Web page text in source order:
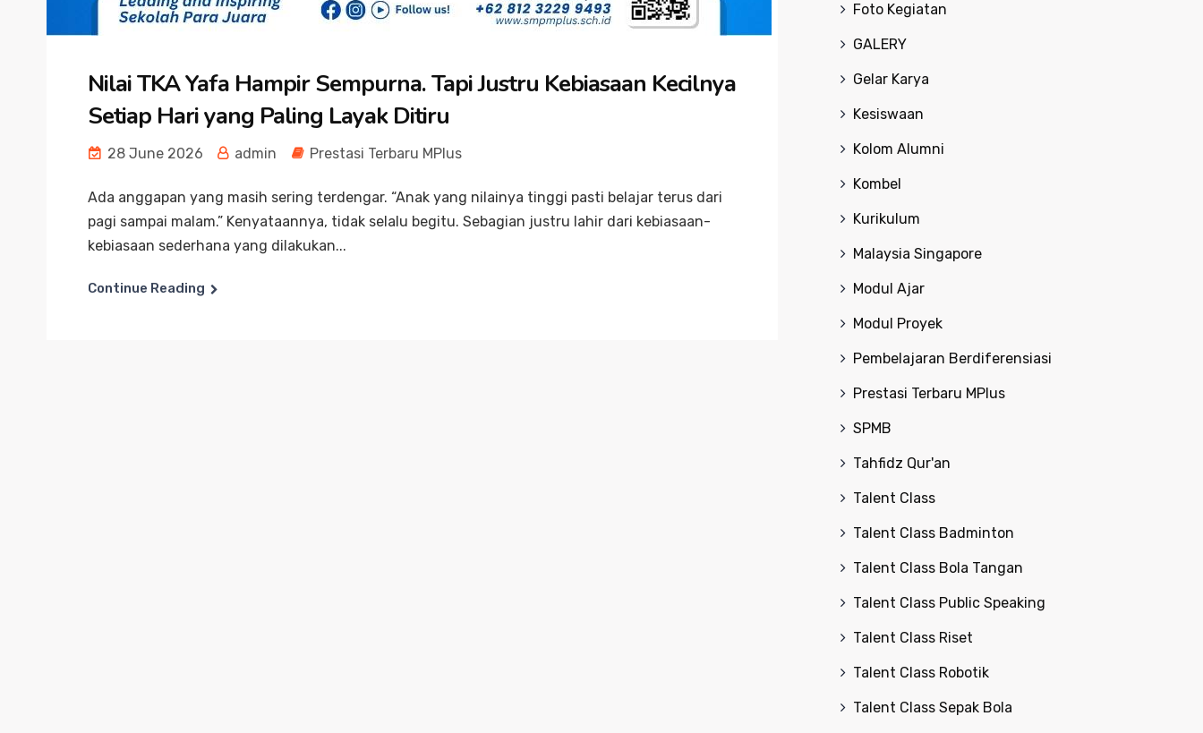
Nilai TKA Yafa Hampir Sempurna. Tapi Justru Kebiasaan Kecilnya
Setiap Hari yang Paling Layak Ditiru
28 June 2026 admin Prestasi Terbaru MPlus
Ada anggapan yang masih sering terdengar. “Anak yang nilainya tinggi pasti belajar terus dari
pagi sampai malam.” Kenyataannya, tidak selalu begitu. Sebagian justru lahir dari kebiasaan-
kebiasaan sederhana yang dilakukan...
Continue Reading
Foto Kegiatan
GALERY
Gelar Karya
Kesiswaan
Kolom Alumni
Kombel
Kurikulum
Malaysia Singapore
Modul Ajar
Modul Proyek
Pembelajaran Berdiferensiasi
Prestasi Terbaru MPlus
SPMB
Tahfidz Qur'an
Talent Class
Talent Class Badminton
Talent Class Bola Tangan
Talent Class Public Speaking
Talent Class Riset
Talent Class Robotik
Talent Class Sepak Bola